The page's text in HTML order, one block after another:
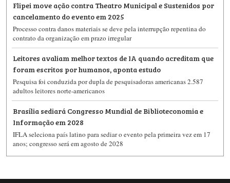
Flipei move ação contra Theatro Municipal e Sustenidos por
cancelamento do evento em 2025
Processo contra danos materiais se deve pela interrupção repentina do
contrato da organização em prazo irregular
Leitores avaliam melhor textos de IA quando acreditam que
foram escritos por humanos, aponta estudo
Pesquisa foi conduzida por dupla de pesquisadoras americanas 2.587
adultos leitores norte-americanos
Brasília sediará Congresso Mundial de Biblioteconomia e
Informação em 2028
IFLA seleciona país latino para sediar o evento pela primeira vez em 17
anos; congresso será em agosto de 2028